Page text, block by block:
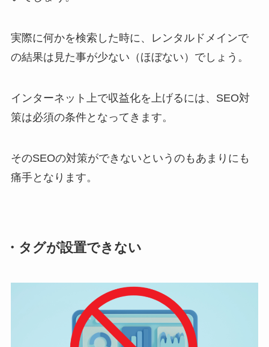
実際に何かを検索した時に、レンタルドメインで
の結果は見た事が少ない（ほぼない）でしょう。
インターネット上で収益化を上げるには、SEO対
策は必須の条件となってきます。
そのSEOの対策ができないというのもあまりにも
痛手となります。
・タグが設置できない